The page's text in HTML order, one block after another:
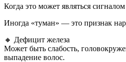
Когда это может являться
Иногда «туман» — это признак
🔸 Дефицит железа
Может быть слабость,
выпадение волос.